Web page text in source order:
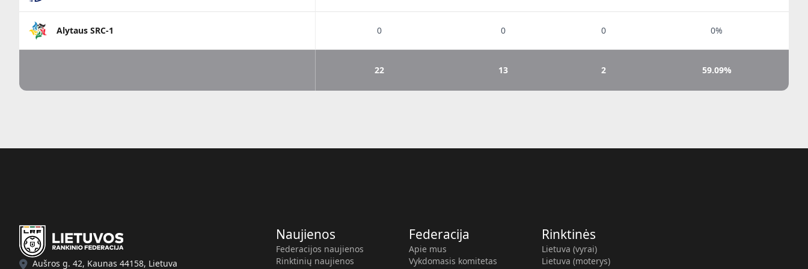
Alytaus SRC-1 0 0 0 0%
22 13 2 59.09%
Aušros g. 42, Kaunas 44158, Lietuva
Naujienos
Federacijos naujienos
Rinktinių naujienos
Federacija
Apie mus
Vykdomasis komitetas
Rinktinės
Lietuva (vyrai)
Lietuva (moterys)